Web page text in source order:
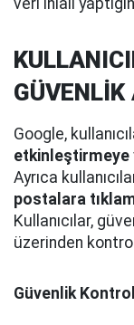
veri ihlali
Google,
etkinleştirmeye
Ayrıca
postalara
Kullanıcılar,
üzerinden
Güvenlik